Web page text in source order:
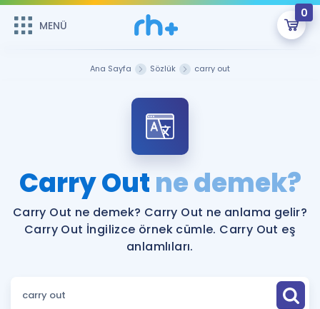
MENÜ
0
ÜYE DEĞİLİM
Sepetin Şu An Boş.
Remzi Hoca ile seni sınava hazırlayacak onlarca eğitim seni
bekliyor!
MENÜ
Katılımcı Görüşleri
Faydalı Araçlar
Sözlük
Hakkımızda
Ana Sayfa Sözlük carry out
Carry Outne demek?
Carry Out ne demek? Carry Out ne anlama gelir?
Carry Out İngilizce örnek cümle. Carry Out eş
anlamlıları.